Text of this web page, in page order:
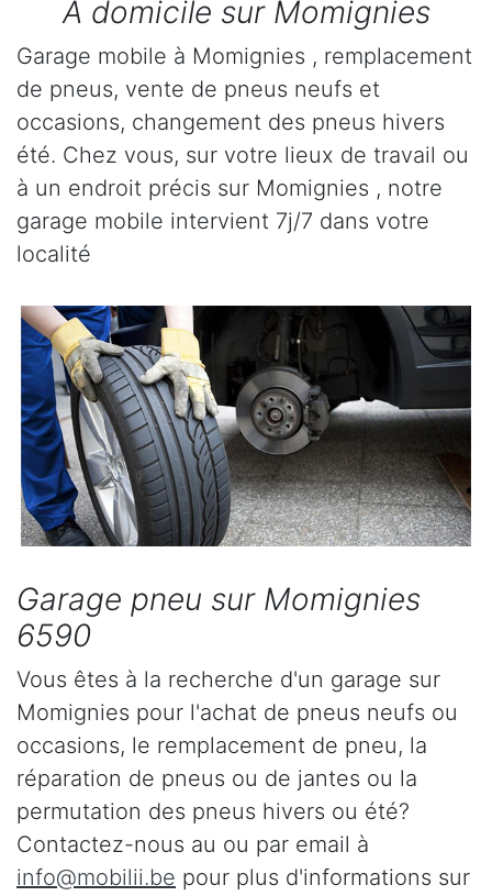
À domicile sur Momignies
Garage mobile à Momignies , remplacement
de pneus, vente de pneus neufs et
occasions, changement des pneus hivers
été. Chez vous, sur votre lieux de travail ou
à un endroit précis sur Momignies , notre
garage mobile intervient 7j/7 dans votre
localité
Garage pneu sur Momignies
6590
Vous êtes à la recherche d'un garage sur
Momignies pour l'achat de pneus neufs ou
occasions, le remplacement de pneu, la
réparation de pneus ou de jantes ou la
permutation des pneus hivers ou été?
Contactez-nous au ou par email à
info@mobilii.be pour plus d'informations sur